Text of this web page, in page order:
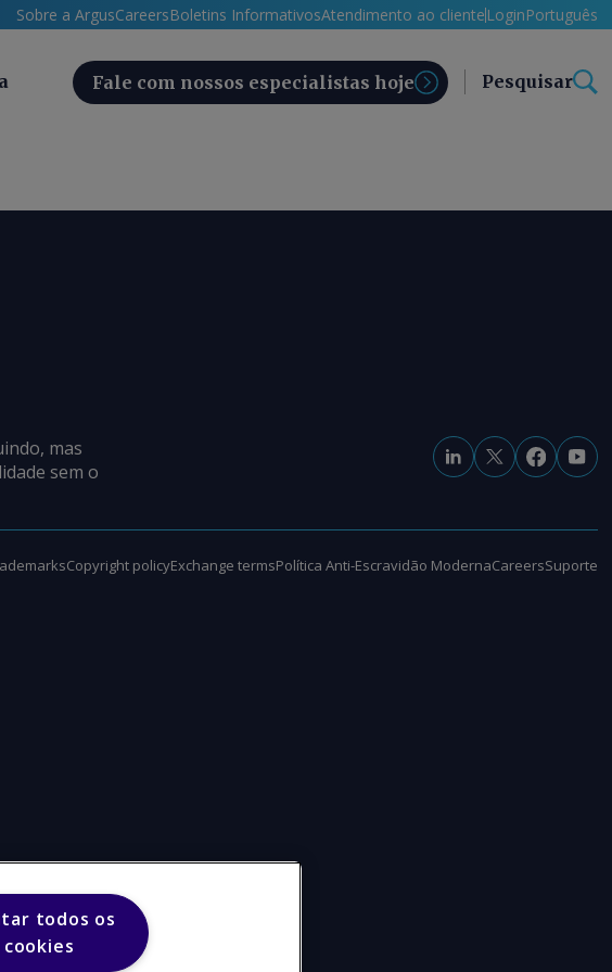
Sobre a ArgusCareersBoletins InformativosAtendimento ao cliente LoginPortuguês
Fale com nossos especialistas hoje Pesquisar
mas
sem o
Copyright policyExchange termsPolítica Anti-Escravidão ModernaCareersSuporte
todos os
cookies